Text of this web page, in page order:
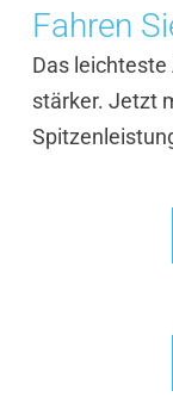
Fahren
Das
stärker. Jetzt